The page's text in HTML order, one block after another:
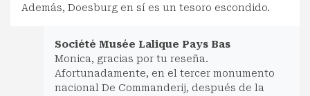
Además, Doesburg en sí es un tesoro escondido.
Société Musée Lalique Pays Bas
Monica, gracias por tu reseña.
Afortunadamente, en el tercer monumento
nacional De Commanderij, después de la